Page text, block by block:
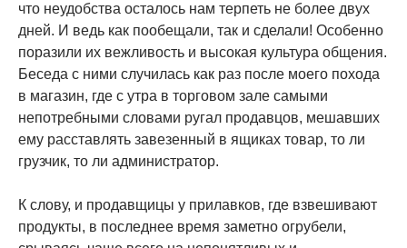
что неудобства осталось нам терпеть не более двух
дней. И ведь как пообещали, так и сделали! Особенно
поразили их вежливость и высокая культура общения.
Беседа с ними случилась как раз после моего похода
в магазин, где с утра в торговом зале самыми
непотребными словами ругал продавцов, мешавших
ему расставлять завезенный в ящиках товар, то ли
грузчик, то ли администратор.
К слову, и продавщицы у прилавков, где взвешивают
продукты, в последнее время заметно огрубели,